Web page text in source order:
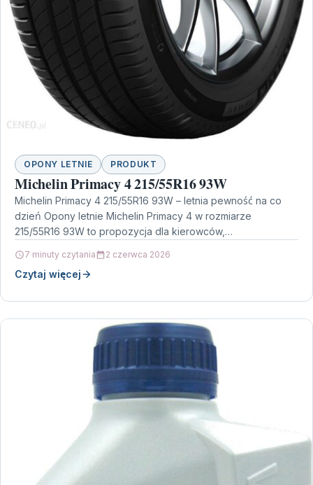
OPONY LETNIE PRODUKT
Michelin Primacy 4 215/55R16 93W
Michelin Primacy 4 215/55R16 93W – letnia pewność na co
dzień Opony letnie Michelin Primacy 4 w rozmiarze
215/55R16 93W to propozycja dla kierowców,…
7 minuty czytania 2 czerwca 2026
Czytaj więcej